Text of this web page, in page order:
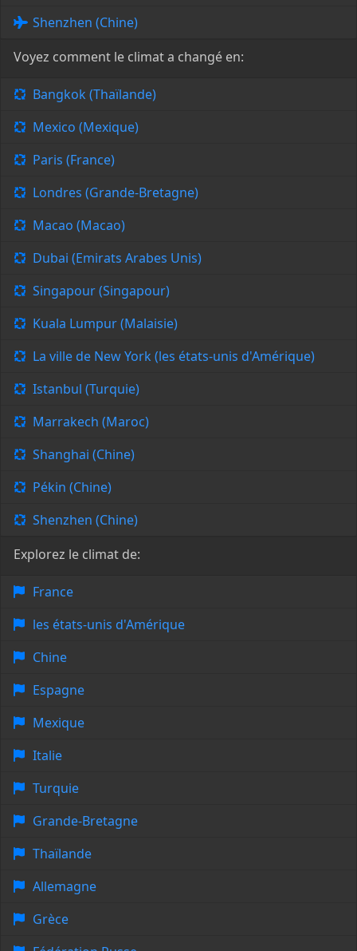
Shenzhen (Chine)
Voyez comment le climat a changé en:
Bangkok (Thaïlande)
Mexico (Mexique)
Paris (France)
Londres (Grande-Bretagne)
Macao (Macao)
Dubai (Emirats Arabes Unis)
Singapour (Singapour)
Kuala Lumpur (Malaisie)
La ville de New York (les états-unis d'Amérique)
Istanbul (Turquie)
Marrakech (Maroc)
Shanghai (Chine)
Pékin (Chine)
Shenzhen (Chine)
Explorez le climat de:
France
les états-unis d'Amérique
Chine
Espagne
Mexique
Italie
Turquie
Grande-Bretagne
Thaïlande
Allemagne
Grèce